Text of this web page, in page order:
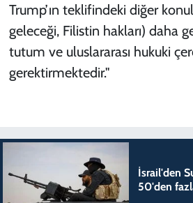
Trump’ın teklifindeki diğer
geleceği, Filistin hakları) daha
tutum ve uluslararası hukuki
gerektirmektedir."
İsrail'den
50'den